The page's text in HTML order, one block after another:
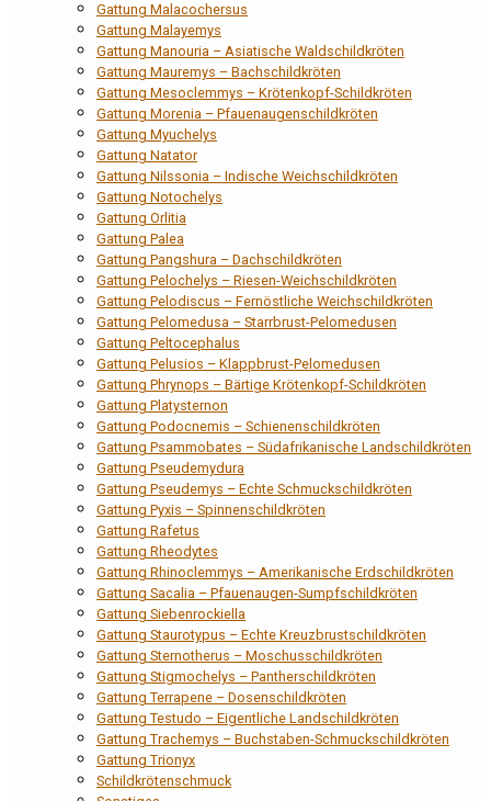
Gattung Malacochersus
Gattung Malayemys
Gattung Manouria – Asiatische Waldschildkröten
Gattung Mauremys – Bachschildkröten
Gattung Mesoclemmys – Krötenkopf-Schildkröten
Gattung Morenia – Pfauenaugenschildkröten
Gattung Myuchelys
Gattung Natator
Gattung Nilssonia – Indische Weichschildkröten
Gattung Notochelys
Gattung Orlitia
Gattung Palea
Gattung Pangshura – Dachschildkröten
Gattung Pelochelys – Riesen-Weichschildkröten
Gattung Pelodiscus – Fernöstliche Weichschildkröten
Gattung Pelomedusa – Starrbrust-Pelomedusen
Gattung Peltocephalus
Gattung Pelusios – Klappbrust-Pelomedusen
Gattung Phrynops – Bärtige Krötenkopf-Schildkröten
Gattung Platysternon
Gattung Podocnemis – Schienenschildkröten
Gattung Psammobates – Südafrikanische Landschildkröten
Gattung Pseudemydura
Gattung Pseudemys – Echte Schmuckschildkröten
Gattung Pyxis – Spinnenschildkröten
Gattung Rafetus
Gattung Rheodytes
Gattung Rhinoclemmys – Amerikanische Erdschildkröten
Gattung Sacalia – Pfauenaugen-Sumpfschildkröten
Gattung Siebenrockiella
Gattung Staurotypus – Echte Kreuzbrustschildkröten
Gattung Sternotherus – Moschusschildkröten
Gattung Stigmochelys – Pantherschildkröten
Gattung Terrapene – Dosenschildkröten
Gattung Testudo – Eigentliche Landschildkröten
Gattung Trachemys – Buchstaben-Schmuckschildkröten
Gattung Trionyx
Schildkrötenschmuck